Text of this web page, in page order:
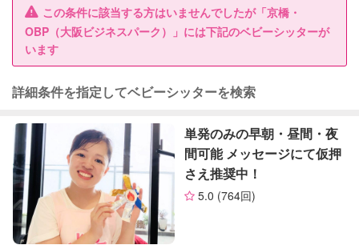
この条件に該当する方はいませんでしたが「京橋・
OBP（大阪ビジネスパーク）」には下記のベビーシッターが
います
詳細条件を指定してベビーシッターを検索
単発のみの早朝・昼間・夜
間可能 メッセージにて仮押
さえ推奨中！
5.0 (764回)